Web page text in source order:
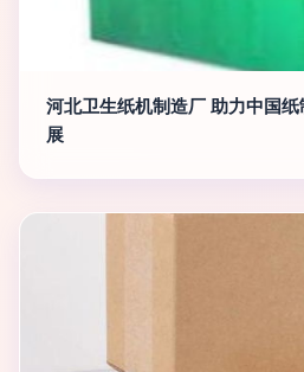
河北卫生纸机制造厂 助力中国
展